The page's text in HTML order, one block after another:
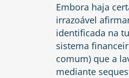
Embora haja
irrazoável
identificada na
sistema
comum) que a
mediante